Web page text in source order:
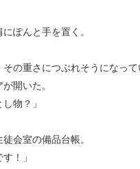
ぽんと手を置く。
の重さにつぶれそうになって
開いた。
物？」
会室の備品台帳。
！」